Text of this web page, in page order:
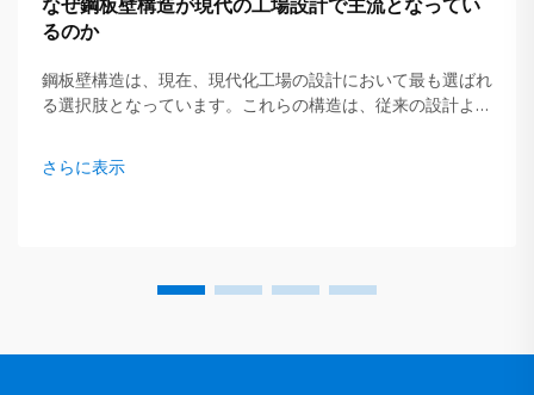
なぜ鋼板壁構造が現代の工場設計で主流となってい
るのか
鋼板壁構造は、現在、現代化工場の設計において最も選ばれ
る選択肢となっています。これらの構造は、従来の設計より
の企業が、強固で耐久性の高い建物を建設するために鋼板を
活用する先駆者としてリードしています…
さらに表示